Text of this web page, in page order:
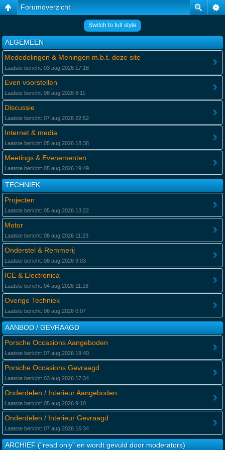
Forumoverzicht
Switch to full style
ALGEMEEN
Mededelingen & Meningen m.b.t. deze site
Laatste bericht: 03 aug 2026 17:16
Even voorstellen
Laatste bericht: 08 aug 2026 8:11
Discussie
Laatste bericht: 07 aug 2026 22:52
Internet & media
Laatste bericht: 05 aug 2026 18:36
Meetings & Evenementen
Laatste bericht: 05 aug 2026 19:49
TECHNIEK
Projecten
Laatste bericht: 05 aug 2026 13:22
Motor
Laatste bericht: 08 aug 2026 11:23
Onderstel & Remmerij
Laatste bericht: 08 aug 2026 9:03
ICE & Electronica
Laatste bericht: 04 aug 2026 11:16
Overige Techniek
Laatste bericht: 06 aug 2026 0:07
AANBOD / GEVRAAGD
Porsche Occasions Aangeboden
Laatste bericht: 07 aug 2026 19:40
Porsche Occasions Gevraagd
Laatste bericht: 03 aug 2026 17:34
Onderdelen / Interieur Aangeboden
Laatste bericht: 05 aug 2026 9:10
Onderdelen / Interieur Gevraagd
Laatste bericht: 07 aug 2026 16:34
ARCHIEF ("read only" en wordt gevuld door moderators)